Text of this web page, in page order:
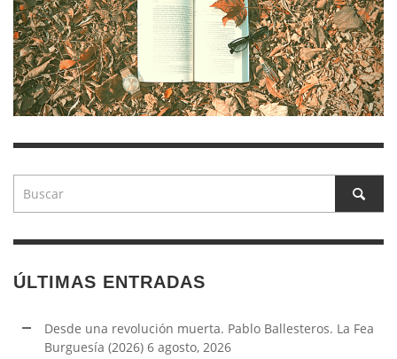
ÚLTIMAS ENTRADAS
Desde una revolución muerta. Pablo Ballesteros. La Fea
Burguesía (2026) 6 agosto, 2026